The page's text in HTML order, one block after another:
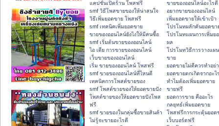
แคปชั่นเปิดร้าน โพสฟรี
smf วิธีโพสขายของให้น่าสนใจ
วิธีเพิ่มยอดขาย โพสฟรี
smf เทคนิคเพิ่มยอดขาย
ขายของออนไลน์ยังไงให้มีคนซื้อ
smf เริ่มต้นขายของออนไลน์
ไอ เดีย การขายของออนไลน์
เว็บขายของออนไลน์
เริ่ม ขายของออนไลน์ โพสฟรี
smf ขายของออนไลน์ที่ไหนดี
เทคนิคการโพสต์ขายของ
smf โพสต์ขายของให้ยอดขายปัง
โพสต์ขายของให้ยอดขายปังโพส
ฟรี
smf ขายของในกลุ่มซื้อขายสินค้า
ไม่รู้จะขายอะไรดี
ขายของออนไลน์อะไรดี
อยากขายของออนไลน์
เพิ่มยอดขายให้เข้าเป้า
โปรโมทผลักดันยอดขา
โปรโมทแผนการเพิ่มย
ผล
โปรโมทวิธีการวางแผ
ขาย
ยอดขายไม่ดีควรทำอย่า
ยอดขายตกเกิดจากอะไ
ทำไมต้องเพิ่มยอดขาย
ขายฟรี
ยอดการขาย คืออะไร
กลยุทธ์เพิ่มยอดขาย
โพสฟรีการกระตุ้นยอด
เว็บบอร์ดฟรี